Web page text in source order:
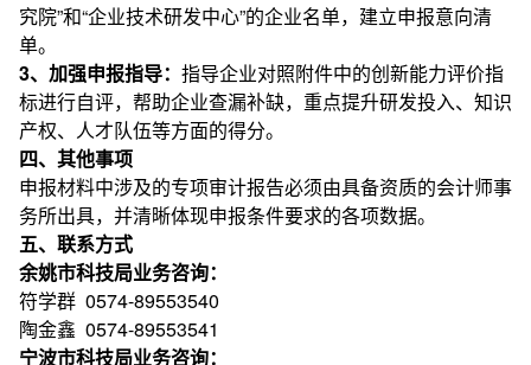
究院”和“企业技术研发中心”的企业名单，建立申报意向清
单。
3、加强申报指导： 指导企业对照附件中的创新能力评价指
标进行自评，帮助企业查漏补缺，重点提升研发投入、知识
产权、人才队伍等方面的得分。
四、其他事项
申报材料中涉及的专项审计报告必须由具备资质的会计师事
务所出具，并清晰体现申报条件要求的各项数据。
五、联系方式
余姚市科技局业务咨询：
符学群 0574-89553540
陶金鑫 0574-89553541
宁波市科技局业务咨询：